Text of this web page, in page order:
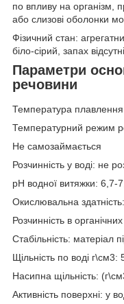
по впливу на організм,
або слизові оболонки
Фізичний стан:
біло-сірий, запах
Параметри
речовини
Температура
Температурний режим
Не самозаймається
Розчинність у воді: не
pH водної витяжки: 6,7-
Окислювальна
Розчинність в
Стабільність: матеріал
Щільність по воді г\см3:
Насипна щільність:
Активність поверхні: у